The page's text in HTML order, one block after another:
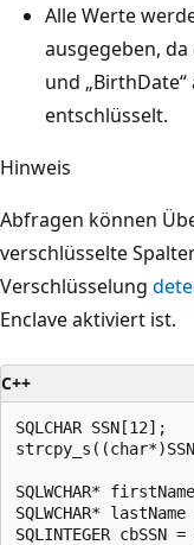
Alle Werte
ausgegeben, da
und
entschlüsselt.
Hinweis
Abfragen können
verschlüsselte
Verschlüsselung
Enclave aktiviert ist.
C++
SQLCHAR SSN[12];
SQLWCHAR*
SQLWCHAR*
SQLINTEGER cbSSN